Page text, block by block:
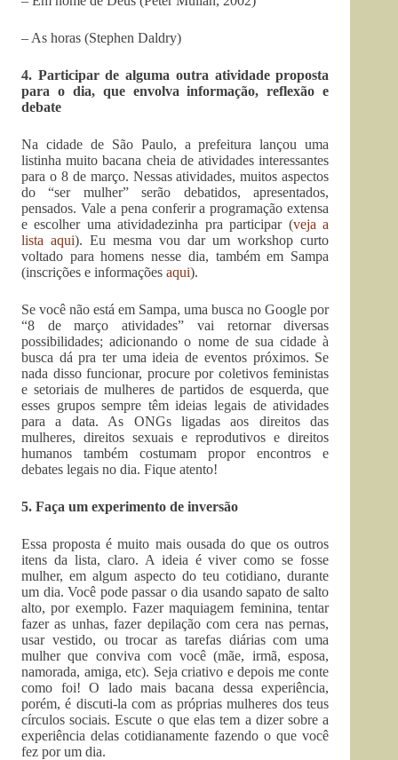
– As horas (Stephen Daldry)
4. Participar de alguma outra atividade proposta
para o dia, que envolva informação, reflexão e
debate
Na cidade de São Paulo, a prefeitura lançou uma
listinha muito bacana cheia de atividades interessantes
para o 8 de março. Nessas atividades, muitos aspectos
do “ser mulher” serão debatidos, apresentados,
pensados. Vale a pena conferir a programação extensa
e escolher uma atividadezinha pra participar (veja a
lista aqui). Eu mesma vou dar um workshop curto
voltado para homens nesse dia, também em Sampa
(inscrições e informações aqui).
Se você não está em Sampa, uma busca no Google por
“8 de março atividades” vai retornar diversas
possibilidades; adicionando o nome de sua cidade à
busca dá pra ter uma ideia de eventos próximos. Se
nada disso funcionar, procure por coletivos feministas
e setoriais de mulheres de partidos de esquerda, que
esses grupos sempre têm ideias legais de atividades
para a data. As ONGs ligadas aos direitos das
mulheres, direitos sexuais e reprodutivos e direitos
humanos também costumam propor encontros e
debates legais no dia. Fique atento!
5. Faça um experimento de inversão
Essa proposta é muito mais ousada do que os outros
itens da lista, claro. A ideia é viver como se fosse
mulher, em algum aspecto do teu cotidiano, durante
um dia. Você pode passar o dia usando sapato de salto
alto, por exemplo. Fazer maquiagem feminina, tentar
fazer as unhas, fazer depilação com cera nas pernas,
usar vestido, ou trocar as tarefas diárias com uma
mulher que conviva com você (mãe, irmã, esposa,
namorada, amiga, etc). Seja criativo e depois me conte
como foi! O lado mais bacana dessa experiência,
porém, é discuti-la com as próprias mulheres dos teus
círculos sociais. Escute o que elas tem a dizer sobre a
experiência delas cotidianamente fazendo o que você
fez por um dia.